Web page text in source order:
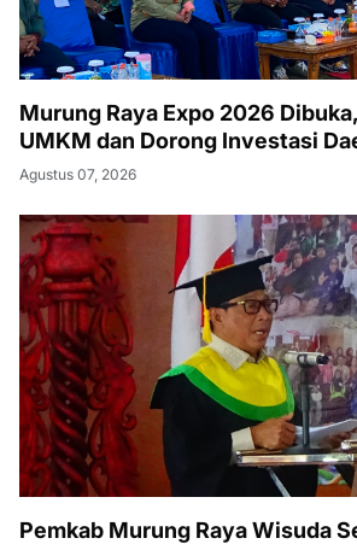
Murung Raya Expo 2026
UMKM dan Dorong Investasi
Agustus 07, 2026
Pemkab Murung Raya Wisuda